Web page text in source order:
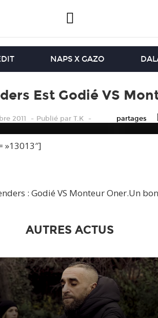
NAPS X GAZO
Est Godié VS
2011 Publié par T.K partages
»13013″]
: Godié VS Monteur Oner.Un
AUTRES ACTUS